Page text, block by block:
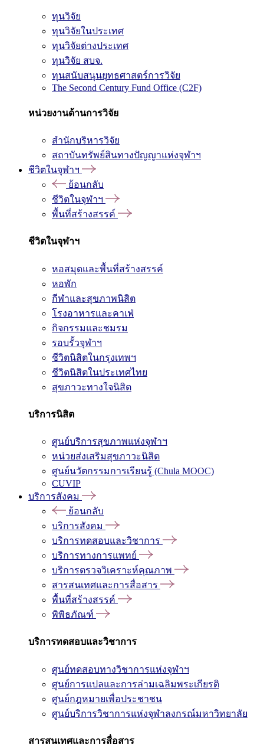
ทุนวิจัย
ทุนวิจัยในประเทศ
ทุนวิจัยต่างประเทศ
ทุนวิจัย สบจ.
ทุนสนับสนุนยุทธศาสตร์การวิจัย
The Second Century Fund Office (C2F)
หน่วยงานด้านการวิจัย
สำนักบริหารวิจัย
สถาบันทรัพย์สินทางปัญญาแห่งจุฬาฯ
ชีวิตในจุฬาฯ
ย้อนกลับ
ชีวิตในจุฬาฯ
พื้นที่สร้างสรรค์
ชีวิตในจุฬาฯ
หอสมุดและพื้นที่สร้างสรรค์
หอพัก
กีฬาและสุขภาพนิสิต
โรงอาหารและคาเฟ่
กิจกรรมและชมรม
รอบรั้วจุฬาฯ
ชีวิตนิสิตในกรุงเทพฯ
ชีวิตนิสิตในประเทศไทย
สุขภาวะทางใจนิสิต
บริการนิสิต
ศูนย์บริการสุขภาพแห่งจุฬาฯ
หน่วยส่งเสริมสุขภาวะนิสิต
ศูนย์นวัตกรรมการเรียนรู้ (Chula MOOC)
CUVIP
บริการสังคม
ย้อนกลับ
บริการสังคม
บริการทดสอบและวิชาการ
บริการทางการแพทย์
บริการตรวจวิเคราะห์คุณภาพ
สารสนเทศและการสื่อสาร
พื้นที่สร้างสรรค์
พิพิธภัณฑ์
บริการทดสอบและวิชาการ
ศูนย์ทดสอบทางวิชาการแห่งจุฬาฯ
ศูนย์การแปลและการล่ามเฉลิมพระเกียรติ
ศูนย์กฎหมายเพื่อประชาชน
ศูนย์บริการวิชาการแห่งจุฬาลงกรณ์มหาวิทยาลัย
สารสนเทศและการสื่อสาร